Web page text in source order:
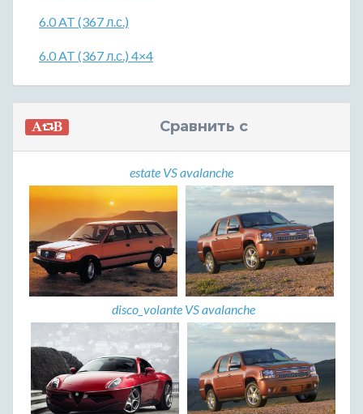
6.0 AT (367 л.с.)
6.0 AT (367 л.с.) 4×4
Сравнить с
estate VS avalanche
disco_volante VS avalanche